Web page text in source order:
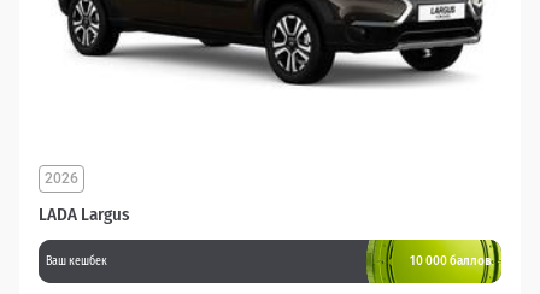
LADA Largus
2026
Ваш кешбек 10 000 баллов